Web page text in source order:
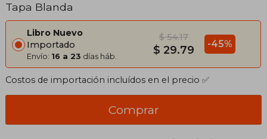
Tapa Blanda
Libro Nuevo
Importado
Envío: 16 a 23 días háb.
$ 54.17
$ 29.79 -45%
Costos de importación incluídos en el precio ✅
Comprar